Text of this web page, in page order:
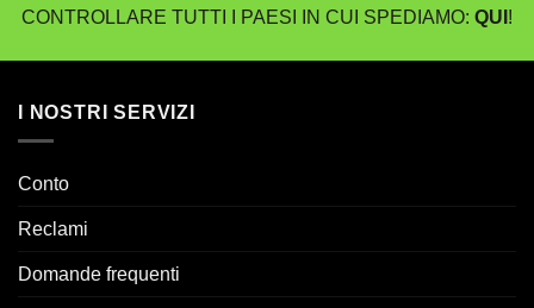
CONTROLLARE TUTTI I PAESI IN CUI SPEDIAMO: QUI !
I NOSTRI SERVIZI
Conto
Reclami
Domande frequenti